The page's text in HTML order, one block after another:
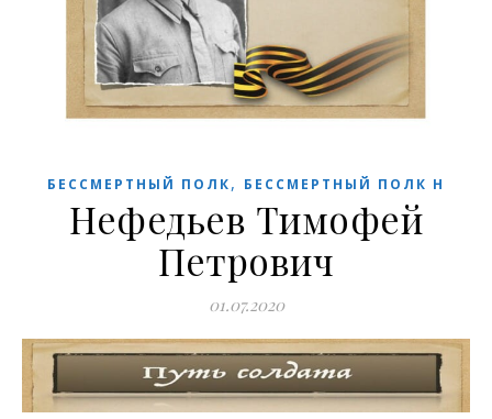
БЕССМЕРТНЫЙ ПОЛК, БЕССМЕРТНЫЙ ПОЛК Н
Нефедьев Тимофей
Петрович
01.07.2020